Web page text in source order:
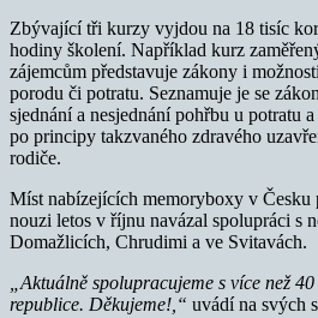
Zbývající tři kurzy vyjdou na 18 tisíc
hodiny školení. Například kurz
zájemcům představuje zákony i
porodu či potratu. Seznamuje je se
sjednání a nesjednání pohřbu u potratu
po principy takzvaného zdravého
rodiče.
Míst nabízejících memoryboxy v
nouzi letos v říjnu navázal spolupráci s
Domažlicích, Chrudimi a ve Svitavách.
„Aktuálně spolupracujeme s více než
republice. Děkujeme!,“ uvádí na svých